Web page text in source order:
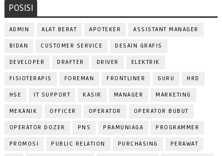
POSISI
ADMIN ALAT BERAT APOTEKER ASSISTANT MANAGER
BIDAN CUSTOMER SERVICE DESAIN GRAFIS
DEVELOPER DRAFTER DRIVER ELEKTRIK
FISIOTERAPIS FOREMAN FRONTLINER GURU HRD
HSE IT SUPPORT KASIR MANAGER MARKETING
MEKANIK OFFICER OPERATOR OPERATOR BUBUT
OPERATOR DOZER PNS PRAMUNIAGA PROGRAMMER
PROMOSI PUBLIC RELATION PURCHASING PERAWAT